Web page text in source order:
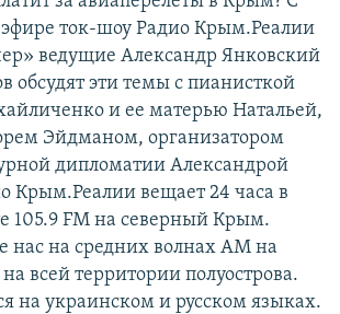
эфире ток-шоу Радио Крым.Реалии
ведущие Александр Янковский
обсудят эти темы с пианисткой
и ее матерью Натальей,
Эйдманом, организатором
дипломатии Александрой
Крым.Реалии вещает 24 часа в
105.9 FM на северный Крым.
нас на средних волнах АМ на
на всей территории полуострова.
на украинском и русском языках.